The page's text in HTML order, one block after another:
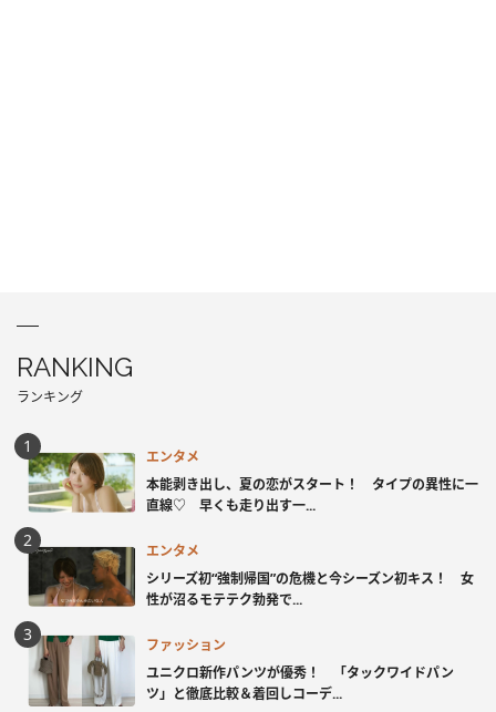
RANKING
ランキング
エンタメ
本能剥き出し、夏の恋がスタート！ タイプの異性に一
直線♡ 早くも走り出す一...
エンタメ
シリーズ初“強制帰国”の危機と今シーズン初キス！ 女
性が沼るモテテク勃発で...
ファッション
ユニクロ新作パンツが優秀！ 「タックワイドパン
ツ」と徹底比較＆着回しコーデ...